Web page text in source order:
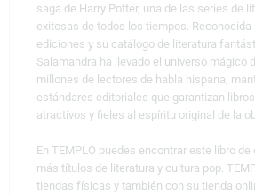
saga de Harry Potter, una de las series de
exitosas de todos los tiempos. Reconocida
ediciones y su catálogo de literatura
Salamandra ha llevado el universo mágico
millones de lectores de habla hispana,
estándares editoriales que garantizan libros
atractivos y fieles al espíritu original de la
En TEMPLO puedes encontrar este libro
más títulos de literatura y cultura pop.
tiendas físicas y también con su tienda